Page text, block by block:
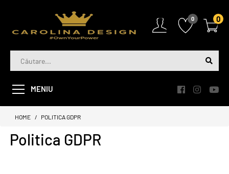
0 0
MENIU
HOME POLITICA GDPR
Politica GDPR